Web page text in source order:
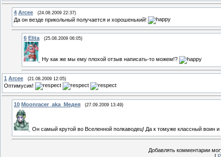
4 Arcee (24.08.2009 22:37)
Да он везде прикольный получается и хорошенький!
6 Elita (25.08.2009 06:05)
Ну как же мы ему плохой отзыв написать-то можем!?
1 Arcee (21.08.2009 12:05)
Оптимусик!
10 Moonracer_aka_Медея (27.09.2009 13:49)
Он самый крутой во Вселенной полкаводец! Да к томуже классный воин
Добавлять комментарии